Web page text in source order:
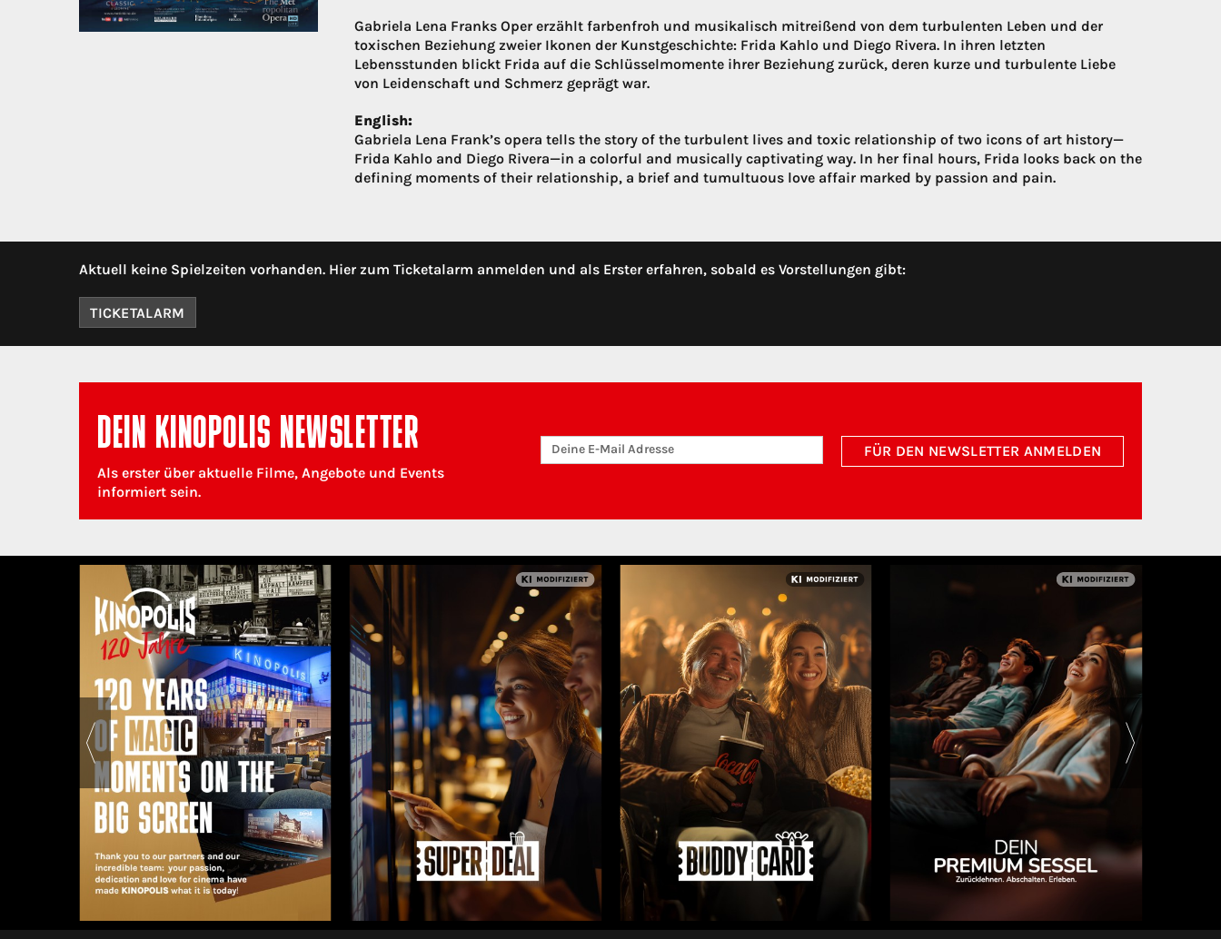
Gabriela Lena Franks Oper erzählt farbenfroh und musikalisch mitreißend von dem turbulenten Leben und der
toxischen Beziehung zweier Ikonen der Kunstgeschichte: Frida Kahlo und Diego Rivera. In ihren letzten
Lebensstunden blickt Frida auf die Schlüsselmomente ihrer Beziehung zurück, deren kurze und turbulente Liebe
von Leidenschaft und Schmerz geprägt war.
English:
Gabriela Lena Frank’s opera tells the story of the turbulent lives and toxic relationship of two icons of art history—
Frida Kahlo and Diego Rivera—in a colorful and musically captivating way. In her final hours, Frida looks back on the
defining moments of their relationship, a brief and tumultuous love affair marked by passion and pain.
Aktuell keine Spielzeiten vorhanden. Hier zum Ticketalarm anmelden und als Erster erfahren, sobald es Vorstellungen gibt:
TICKETALARM
DEIN KINOPOLIS NEWSLETTER
Als erster über aktuelle Filme, Angebote und Events
informiert sein.
FÜR DEN NEWSLETTER ANMELDEN